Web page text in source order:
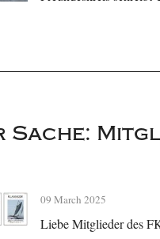
Sache:
09 March 2025
Liebe Mitglieder des